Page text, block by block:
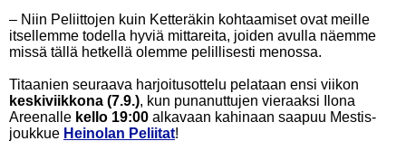
– Niin Peliittojen kuin Ketteräkin kohtaamiset ovat meille
itsellemme todella hyviä mittareita, joiden avulla näemme
missä tällä hetkellä olemme pelillisesti menossa.
Titaanien seuraava harjoitusottelu pelataan ensi viikon
keskiviikkona (7.9.), kun punanuttujen vieraaksi Ilona
Areenalle kello 19:00 alkavaan kahinaan saapuu Mestis-
joukkue Heinolan Peliitat!